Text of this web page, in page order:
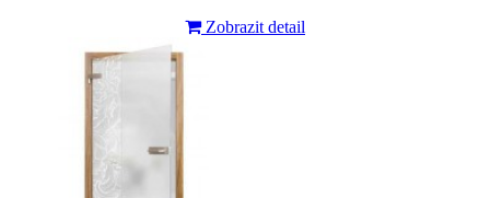
Zobrazit detail